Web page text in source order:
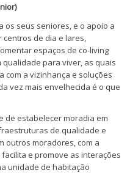
os seus seniores, e o apoio a
de dia e lares,
espaços de co-living
para viver, as quais
com a vizinhança e soluções
vez mais envelhecida é o que
de estabelecer moradia em
de qualidade e
outros moradores, com a
e promove as interações
unidade de habitação